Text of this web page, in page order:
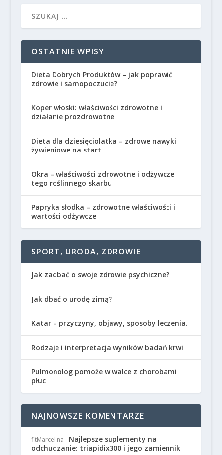
OSTATNIE WPISY
Dieta Dobrych Produktów – jak poprawić
zdrowie i samopoczucie?
Koper włoski: właściwości zdrowotne i
działanie prozdrowotne
Dieta dla dziesięciolatka – zdrowe nawyki
żywieniowe na start
Okra – właściwości zdrowotne i odżywcze
tego roślinnego skarbu
Papryka słodka – zdrowotne właściwości i
wartości odżywcze
SPORT, URODA, ZDROWIE
Jak zadbać o swoje zdrowie psychiczne?
Jak dbać o urodę zimą?
Katar – przyczyny, objawy, sposoby leczenia.
Rodzaje i interpretacja wyników badań krwi
Pulmonolog pomoże w walce z chorobami
płuc
NAJNOWSZE KOMENTARZE
fitMarcelina - Najlepsze suplementy na
odchudzanie: triapidix300 i jego zamiennik